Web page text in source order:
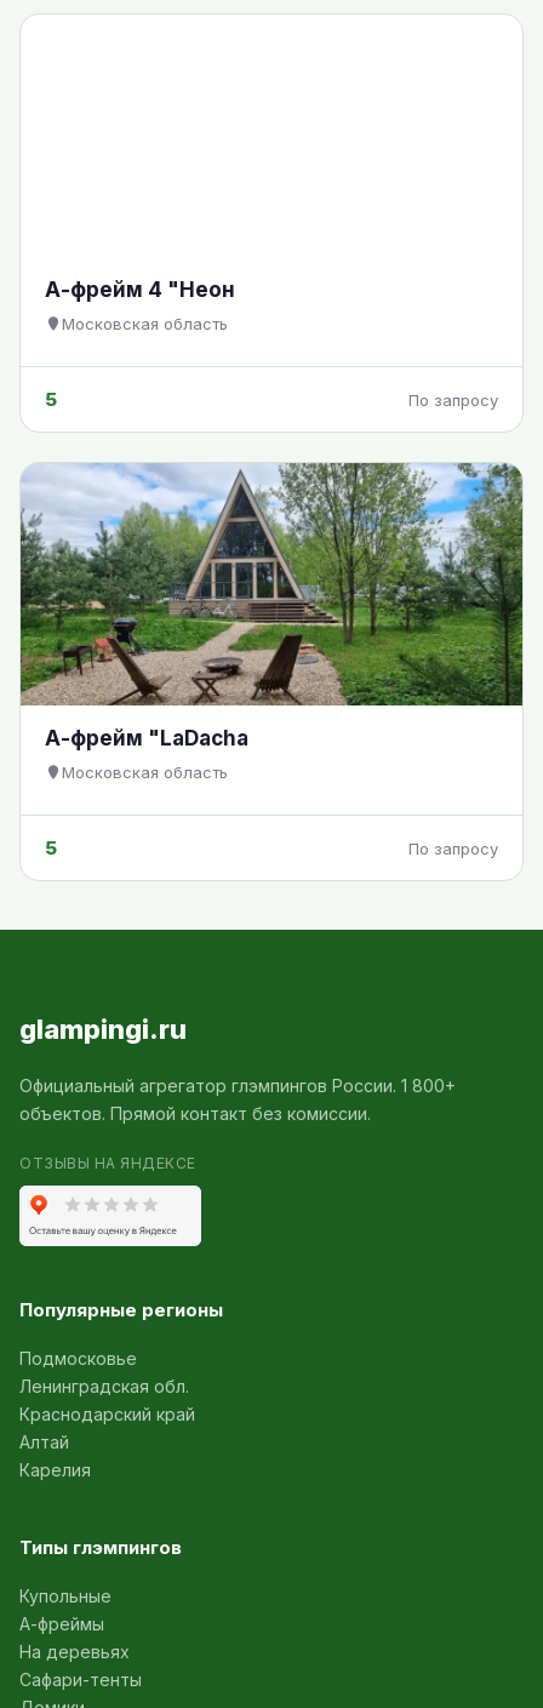
А-фрейм 4 "Неон
Московская область
5 По запросу
А-фрейм "LaDacha
Московская область
5 По запросу
glampingi.ru
Официальный агрегатор глэмпингов России. 1 800+
объектов. Прямой контакт без комиссии.
ОТЗЫВЫ НА ЯНДЕКСЕ
Популярные регионы
Подмосковье
Ленинградская обл.
Краснодарский край
Алтай
Карелия
Типы глэмпингов
Купольные
А-фреймы
На деревьях
Сафари-тенты